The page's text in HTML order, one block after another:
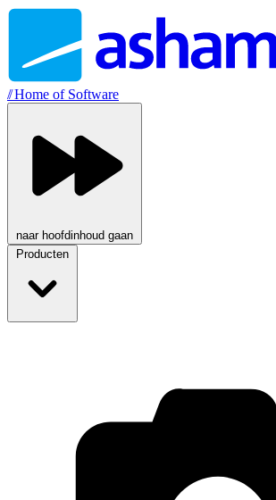
//Home of Software
naar hoofdinhoud gaan
Producten